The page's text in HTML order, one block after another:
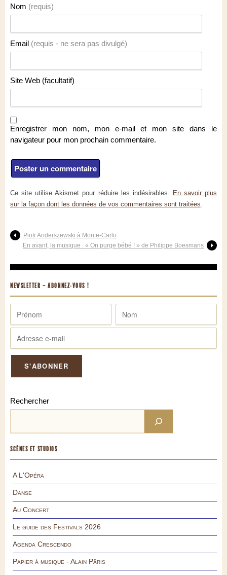
Nom (requis)
Email (requis - ne sera pas divulgé)
Site Web (facultatif)
Enregistrer mon nom, mon e-mail et mon site dans le
navigateur pour mon prochain commentaire.
Ce site utilise Akismet pour réduire les indésirables. En savoir plus
sur la façon dont les données de vos commentaires sont traitées
Piotr Anderszewski à Monte-Carlo
En avant, la musique : « On purge bébé ! » de Philippe Boesmans
NEWSLETTER – ABONNEZ-VOUS !
Rechercher
SCÈNES ET STUDIOS
A L'Opéra
Danse
Au Concert
Le guide des Festivals 2026
Agenda Crescendo
Papier à musique - Alain Pâris